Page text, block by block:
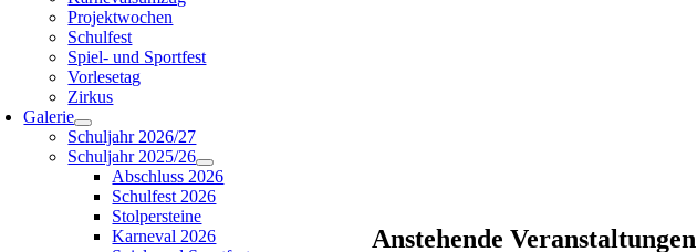
Anstehende Veranstaltungen
Projektwochen
Schulfest
Spiel- und Sportfest
Vorlesetag
Zirkus
Galerie
Schuljahr 2026/27
Schuljahr 2025/26
Abschluss 2026
Schulfest 2026
Stolpersteine
Karneval 2026